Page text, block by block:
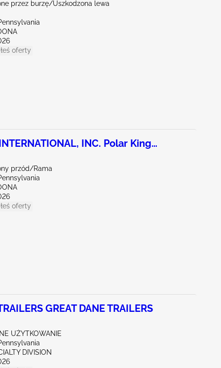
przez burzę/Uszkodzona lewa
oferty
INC. Polar King
przód/Rama
oferty
GREAT DANE TRAILERS
UŻYTKOWANIE
DIVISION